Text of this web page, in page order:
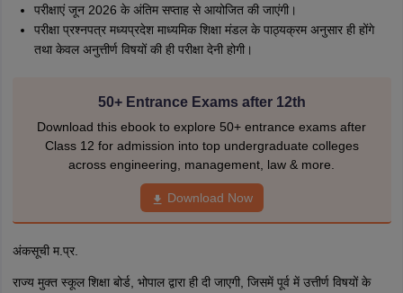
परीक्षाएं जून 2026 के अंतिम सप्ताह से आयोजित की जाएंगी।
परीक्षा प्रश्नपत्र मध्यप्रदेश माध्यमिक शिक्षा मंडल के पाठ्यक्रम अनुसार ही होंगे
तथा केवल अनुत्तीर्ण विषयों की ही परीक्षा देनी होगी।
50+ Entrance Exams after 12th
Download this ebook to explore 50+ entrance exams after
Class 12 for admission into top undergraduate colleges
across engineering, management, law & more.
Download Now
अंकसूची म.प्र.
राज्य मुक्त स्कूल शिक्षा बोर्ड, भोपाल द्वारा ही दी जाएगी, जिसमें पूर्व में उत्तीर्ण विषयों के